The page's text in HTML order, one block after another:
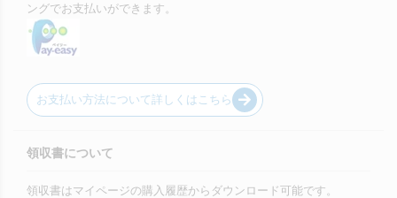
ングでお支払いができます。
お支払い方法について詳しくはこちら
領収書について
領収書はマイページの購入履歴からダウンロード可能です。